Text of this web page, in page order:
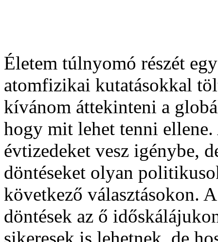
Életem túlnyomó részét
atomfizikai kutatásokkal
kívánom áttekinteni a
hogy mit lehet tenni ellene.
évtizedeket vesz igénybe,
döntéseket olyan
következő választásokon.
döntések az ő
sikeresek is lehetnek, de